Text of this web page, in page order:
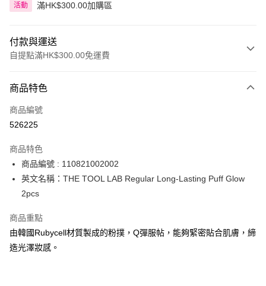
活動 滿HK$300.00加購區
付款與運送
自提點滿HK$300.00免運費
信用卡
Apple Pay
PayMe
WeChat Pay
送貨方式
順豐自助櫃 - 確認發貨後1-3個工作天送達
商品特色
商品編號
526225
商品特色
商品編號 : 110821002002
英文名稱：THE TOOL LAB Regular Long-Lasting Puff Glow
2pcs
商品重點
由韓國Rubycell材質製成的粉撲，Q彈服帖，能夠緊密貼合肌膚，締
造光澤妝感。